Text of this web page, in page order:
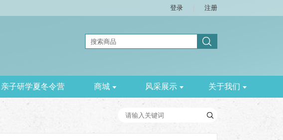
登录 注册
亲子研学夏冬令营 商城 风采展示 关于我们